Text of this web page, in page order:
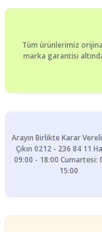
Ürün bilgilerinde
Bu ürüne benzer
Tüm ürünlerimiz
marka garantisi
Arayın Birlikte Karar
Çıkın 0212 - 236 84 11
09:00 - 18:00 Cumartesi:
15:00